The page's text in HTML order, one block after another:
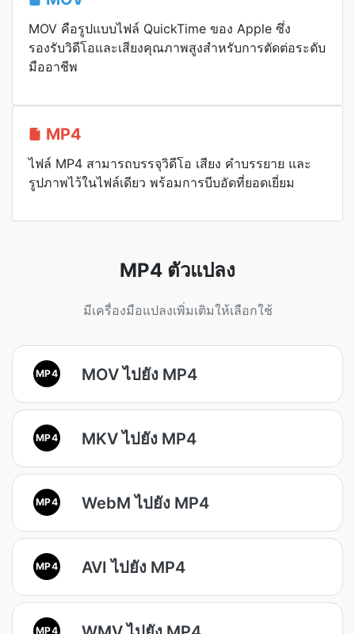
MOV คือรูปแบบไฟล์ QuickTime ของ Apple ซึ่ง
รองรับวิดีโอและเสียงคุณภาพสูงสำหรับการตัดต่อระดับ
มืออาชีพ
MP4
ไฟล์ MP4 สามารถบรรจุวิดีโอ เสียง คำบรรยาย และ
รูปภาพไว้ในไฟล์เดียว พร้อมการบีบอัดที่ยอดเยี่ยม
MP4 ตัวแปลง
มีเครื่องมือแปลงเพิ่มเติมให้เลือกใช้
MP4 MOV ไปยัง MP4
MP4 MKV ไปยัง MP4
MP4 WebM ไปยัง MP4
MP4 AVI ไปยัง MP4
MP4